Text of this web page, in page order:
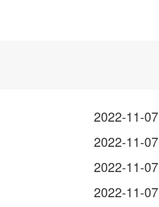
2022-11-07
2022-11-07
2022-11-07
2022-11-07